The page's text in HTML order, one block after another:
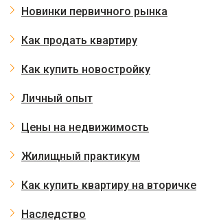
Новинки первичного рынка
Как продать квартиру
Как купить новостройку
Личный опыт
Цены на недвижимость
Жилищный практикум
Как купить квартиру на вторичке
Наследство